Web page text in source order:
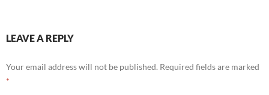
LEAVE A REPLY
Your email address will not be published. Required fields are marked
*